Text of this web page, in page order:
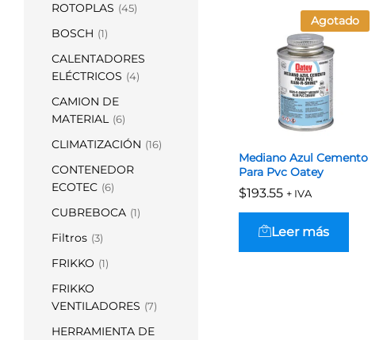
Agotado
Mediano Azul Cemento
Para Pvc Oatey
$193.55 + IVA
$193.55
Leer más
ROTOPLAS (45)
BOSCH (1)
CALENTADORES
ELÉCTRICOS (4)
CAMION DE
MATERIAL (6)
CLIMATIZACIÓN (16)
CONTENEDOR
ECOTEC (6)
CUBREBOCA (1)
Filtros (3)
FRIKKO (1)
FRIKKO
VENTILADORES (7)
HERRAMIENTA DE